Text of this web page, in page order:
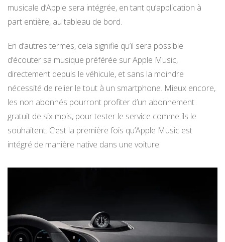
musicale d’Apple sera intégrée, en tant qu’application à
part entière, au tableau de bord.
En d’autres termes, cela signifie qu’il sera possible
d’écouter sa musique préférée sur Apple Music,
directement depuis le véhicule, et sans la moindre
nécessité de relier le tout à un smartphone. Mieux encore,
les non abonnés pourront profiter d’un abonnement
gratuit de six mois, pour tester le service comme ils le
souhaitent. C’est la première fois qu’Apple Music est
intégré de manière native dans une voiture.